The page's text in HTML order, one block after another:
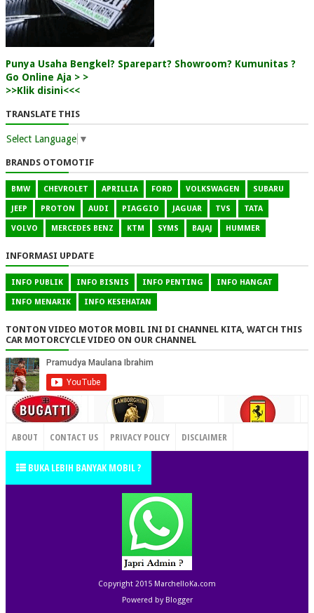
Punya Usaha Bengkel? Sparepart? Showroom? Kumunitas ?
Go Online Aja > >
>>Klik disini<<<
TRANSLATE THIS
Select Language ▼
BRANDS OTOMOTIF
BMW CHEVROLET APRILLIA FORD VOLKSWAGEN SUBARU
JEEP PROTON AUDI PIAGGIO JAGUAR TVS TATA
VOLVO MERCEDES BENZ KTM SYMS BAJAJ HUMMER
INFORMASI UPDATE
INFO PUBLIK INFO BISNIS INFO PENTING INFO HANGAT
INFO MENARIK INFO KESEHATAN
TONTON VIDEO MOTOR MOBIL INI DI CHANNEL KITA, WATCH THIS
CAR MOTORCYCLE VIDEO ON OUR CHANNEL
CONTACT US
ABOUT CONTACT US PRIVACY POLICY DISCLAIMER
TERMS OF SERVICE SITEMAP
BUKA LEBIH BANYAK MOBIL ?
Copyright 2015 MarchelloKa.com
Powered by Blogger